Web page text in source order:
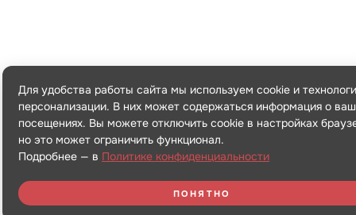
Для удобства работы сайта мы используем cookie и
персонализации. В них может содержаться информация о
посещениях. Вы можете отключить cookie в настройках
но это может ограничить функционал.
Подробнее — в Политике конфиденциальности
ПОНЯТНО